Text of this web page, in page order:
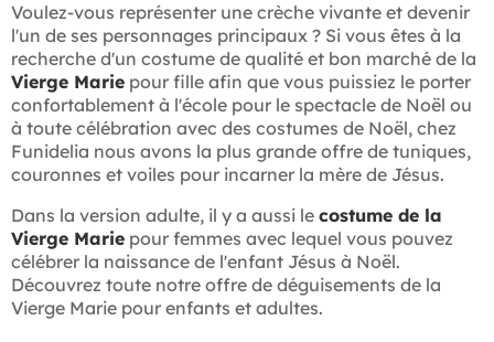
Voulez-vous représenter une crèche vivante et devenir
l'un de ses personnages principaux ? Si vous êtes à la
recherche d'un costume de qualité et bon marché de la
Vierge Marie pour fille afin que vous puissiez le porter
confortablement à l'école pour le spectacle de Noël ou
à toute célébration avec des costumes de Noël, chez
Funidelia nous avons la plus grande offre de tuniques,
couronnes et voiles pour incarner la mère de Jésus.
Dans la version adulte, il y a aussi le costume de la
Vierge Marie pour femmes avec lequel vous pouvez
célébrer la naissance de l'enfant Jésus à Noël.
Découvrez toute notre offre de déguisements de la
Vierge Marie pour enfants et adultes.